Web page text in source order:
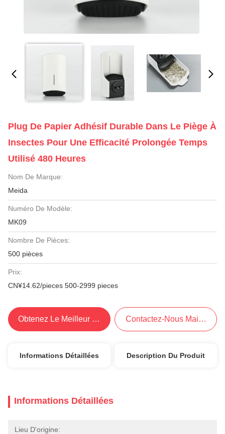
Plug De Papier Adhésif Durable Dans Le Piège À
Insectes Pour Une Efficacité Prolongée Temps
Utilisé 480 Heures
Nom De Marque:
Meida
Numéro De Modèle:
MK09
Nombre De Pièces:
500 pièces
Prix:
CN¥14.62/pieces 500-2999 pieces
Obtenez Le Meilleur Prix Contactez-Nous Maintenant
Informations Détaillées Description Du Produit
Informations Détaillées
Lieu D'origine: